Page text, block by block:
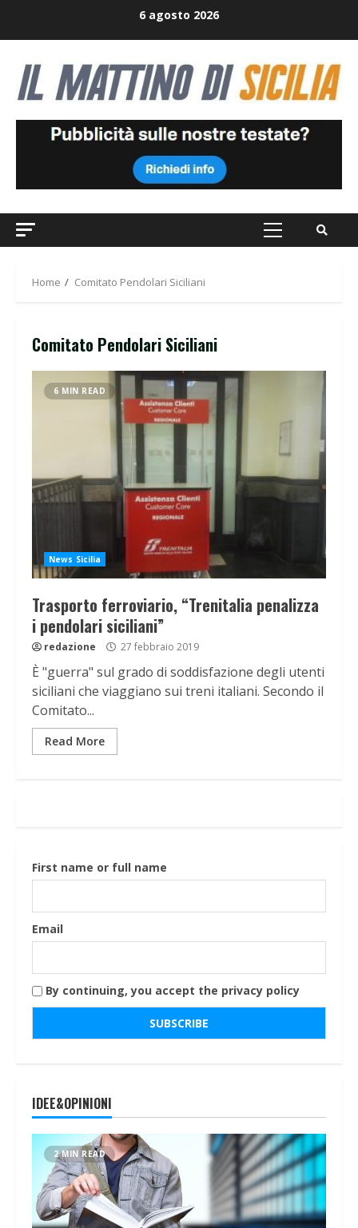
6 agosto 2026
Primary
Home Comitato Pendolari Siciliani
Comitato Pendolari Siciliani
6 MIN READ
News Sicilia
Trasporto ferroviario, “Trenitalia penalizza
i pendolari siciliani”
redazione 27 febbraio 2019
È "guerra" sul grado di soddisfazione degli utenti
siciliani che viaggiano sui treni italiani. Secondo il
Comitato...
Read More
First name or full name
Email
By continuing, you accept the privacy policy
IDEE&OPINIONI
2 MIN READ